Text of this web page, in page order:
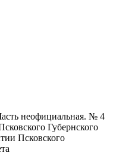
неофициальная. № 4
Губернского
Псковского